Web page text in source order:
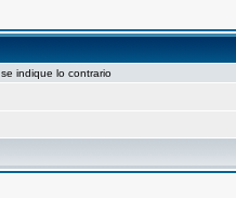
indique lo contrario